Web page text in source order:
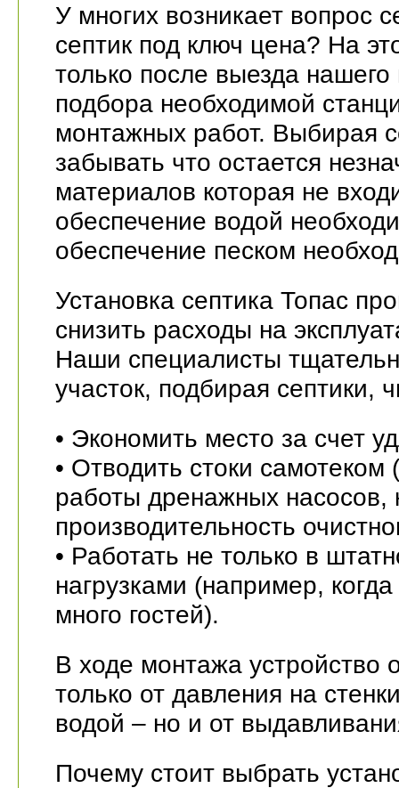
У многих возникает вопрос
септик под ключ цена? На
только после выезда
подбора необходимой
монтажных работ. Выбирая
забывать что остается
материалов которая не
обеспечение водой
обеспечение песком
Установка септика Топас
снизить расходы на
Наши специалисты
участок, подбирая септики,
• Экономить место за счет
• Отводить стоки
работы дренажных насосов,
производительность
• Работать не только в
нагрузками (например,
много гостей).
В ходе монтажа устройство
только от давления на
водой – но и от
Почему стоит выбрать